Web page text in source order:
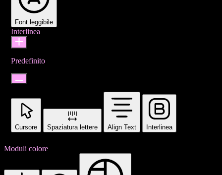
Font leggibile
Interlinea
Predefinito
Cursore Spaziatura lettere Align Text Interlinea
Moduli colore